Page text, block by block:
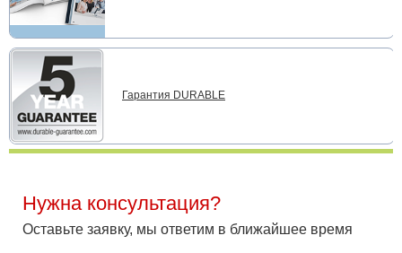
Гарантия DURABLE
Нужна консультация?
Оставьте заявку, мы ответим в ближайшее время